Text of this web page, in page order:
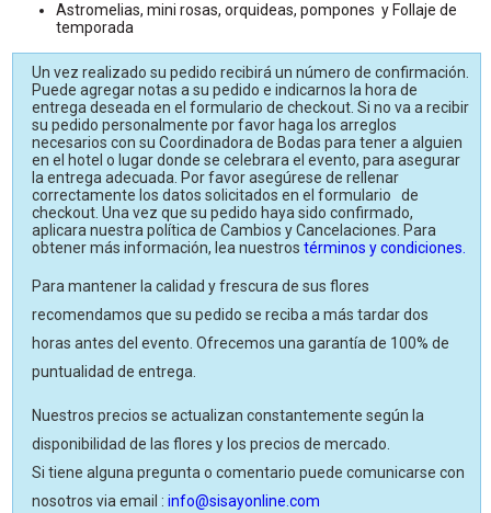
Astromelias, mini rosas, orquideas, pompones y Follaje de
temporada
Un vez realizado su pedido recibirá un número de confirmación.
Puede agregar notas a su pedido e indicarnos la hora de
entrega deseada en el formulario de checkout. Si no va a recibir
su pedido personalmente por favor haga los arreglos
necesarios con su Coordinadora de Bodas para tener a alguien
en el hotel o lugar donde se celebrara el evento, para asegurar
la entrega adecuada. Por favor asegúrese de rellenar
correctamente los datos solicitados en el formulario de
checkout. Una vez que su pedido haya sido confirmado,
aplicara nuestra política de Cambios y Cancelaciones. Para
obtener más información, lea nuestros términos y condiciones.
Para mantener la calidad y frescura de sus flores
recomendamos que su pedido se reciba a más tardar dos
horas antes del evento. Ofrecemos una garantía de 100% de
puntualidad de entrega.
Nuestros precios se actualizan constantemente según la
disponibilidad de las flores y los precios de mercado.
Si tiene alguna pregunta o comentario puede comunicarse con
nosotros via email : info@sisayonline.com